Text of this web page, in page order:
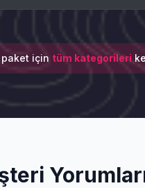
için tüm kategorileri